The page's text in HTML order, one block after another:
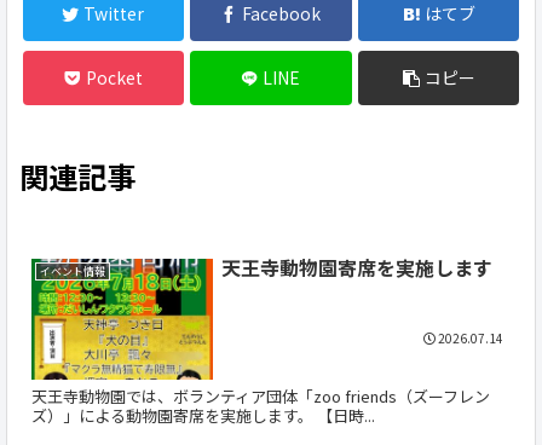
Twitter Facebook はてブ
Pocket LINE コピー
関連記事
イベント情報 天王寺動物園寄席を実施します
天王寺動物園では、ボランティア団体「zoo friends（ズーフレン
ズ）」による動物園寄席を実施します。 【日時...
2026.07.14